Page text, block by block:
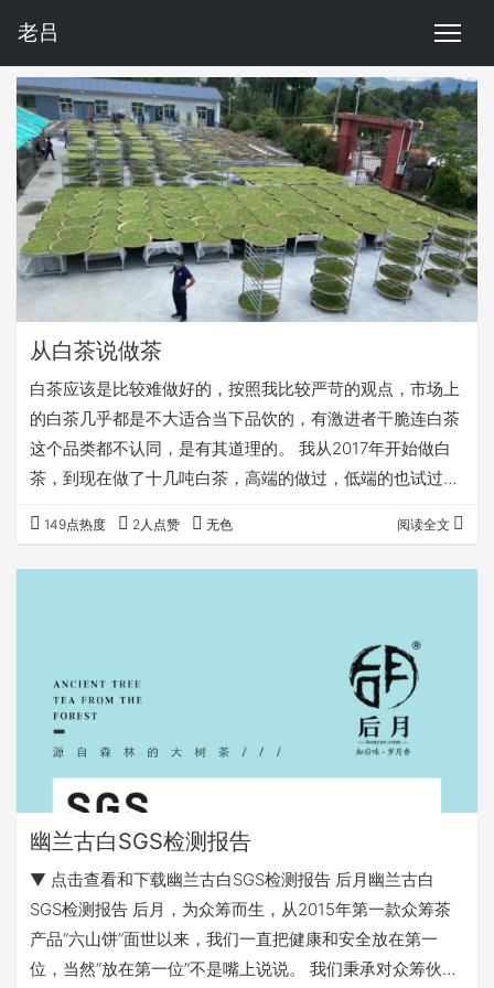
老吕
从白茶说做茶
白茶应该是比较难做好的，按照我比较严苛的观点，市场上
的白茶几乎都是不大适合当下品饮的，有激进者干脆连白茶
这个品类都不认同，是有其道理的。 我从2017年开始做白
茶，到现在做了十几吨白茶，高端的做过，低端的也试过，
乎算成功。 但是，写文章如图人生，最怕但是，但是又不可
避免，甚至最需要记录的。 但是，我依然不大敢做白茶，我
从鲜活的叶子到可以品饮的茶叶，都是需要…
149点热度 2人点赞 无色 阅读全文
幽兰古白SGS检测报告
▼ 点击查看和下载幽兰古白SGS检测报告 后月幽兰古白
SGS检测报告 后月，为众筹而生，从2015年第一款众筹茶
产品“六山饼”面世以来，我们一直把健康和安全放在第一
位，当然“放在第一位”不是嘴上说说。 我们秉承对众筹伙伴